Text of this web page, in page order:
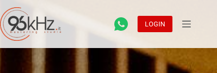
LOGIN